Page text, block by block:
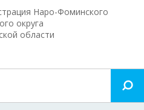
Наро-Фоминского
округа
области